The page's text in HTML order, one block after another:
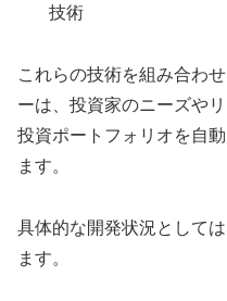
技術
これらの技術を組み合わ
ーは、投資家のニーズや
投資ポートフォリオを自
ます。
具体的な開発状況として
ます。